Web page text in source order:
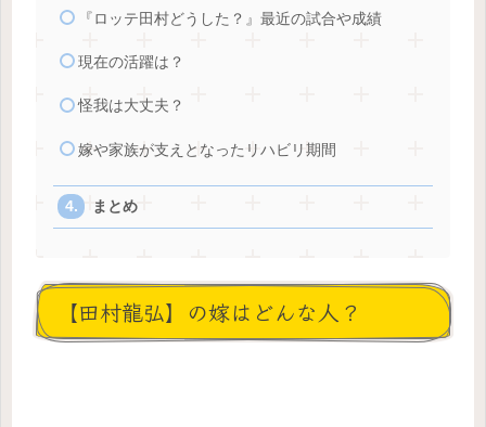
『ロッテ田村どうした？』最近の試合や成績
現在の活躍は？
怪我は大丈夫？
嫁や家族が支えとなったリハビリ期間
まとめ
【田村龍弘】の嫁はどんな人？